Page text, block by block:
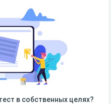
в собственных целях?